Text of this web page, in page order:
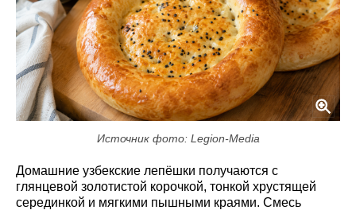
Источник фото: Legion-Media
Домашние узбекские лепёшки получаются с
глянцевой золотистой корочкой, тонкой хрустящей
серединкой и мягкими пышными краями. Смесь